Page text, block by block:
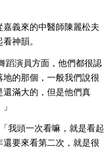
義來的中醫師陳麗松夫
神韻。
蹈演員方面，他們都很認
的那個，一般我們說很
滿大的，但是他們真
我頭一次看嘛，就是看起
要來看第二次，就是很